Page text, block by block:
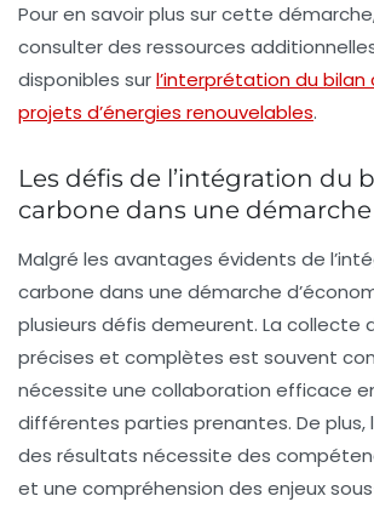
Pour en savoir plus sur cette
consulter des ressources
disponibles surl’interprétation du bilan
projets d’énergies renouvelables.
Les défis de l’intégration du
carbone dans une
Malgré les avantages évidents de
carbone dans une démarche
plusieurs défis demeurent. La collecte
précises et complètes est souvent
nécessite une collaboration efficace
différentes parties prenantes. De plus,
des résultats nécessite des
et une compréhension des enjeux